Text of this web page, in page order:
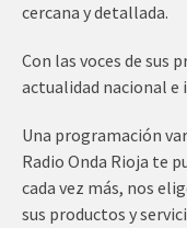
cercana y detallada.
Con las voces de sus
actualidad nacional e
Una programación
Radio Onda Rioja te
cada vez más, nos
sus productos y